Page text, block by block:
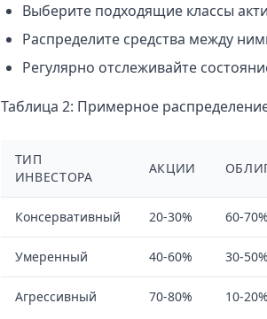
Выберите подходящие классы
Распределите средства между
Регулярно отслеживайте
Таблица 2: Примерное
ТИП
ИНВЕСТОРА
АКЦИИ
Консервативный 20-30% 60-70%
Умеренный 40-60% 30-50%
Агрессивный 70-80% 10-20%